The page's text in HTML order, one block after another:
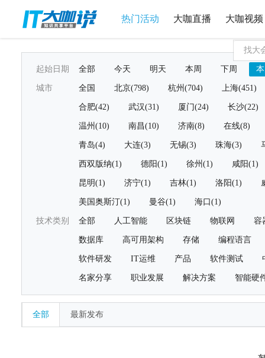
热门活动 大咖直播 大咖视频
起始日期 全部 今天 明天 本周 下周
城市 全国 北京(798) 杭州(704) 上海(451)
合肥(42) 武汉(31) 厦门(24) 长沙(22)
温州(10) 南昌(10) 济南(8) 在线(8)
青岛(4) 大连(3) 无锡(3) 珠海(3)
西双版纳(1) 德阳(1) 徐州(1) 咸阳(1)
昆明(1) 济宁(1) 吉林(1) 洛阳(1)
美国奥斯汀(1) 曼谷(1) 海口(1)
技术类别 全部 人工智能 区块链 物联网 容
数据库 高可用架构 存储 编程语言
软件研发 IT运维 产品 软件测试
名家分享 职业发展 解决方案 智能硬
全部 最新发布